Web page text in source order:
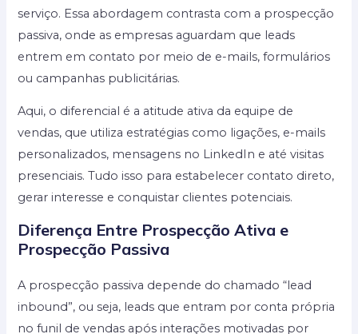
serviço. Essa abordagem contrasta com a prospecção
passiva, onde as empresas aguardam que leads
entrem em contato por meio de e-mails, formulários
ou campanhas publicitárias.
Aqui, o diferencial é a atitude ativa da equipe de
vendas, que utiliza estratégias como ligações, e-mails
personalizados, mensagens no LinkedIn e até visitas
presenciais. Tudo isso para estabelecer contato direto,
gerar interesse e conquistar clientes potenciais.
Diferença Entre Prospecção Ativa e
Prospecção Passiva
A prospecção passiva depende do chamado “lead
inbound”, ou seja, leads que entram por conta própria
no funil de vendas após interações motivadas por